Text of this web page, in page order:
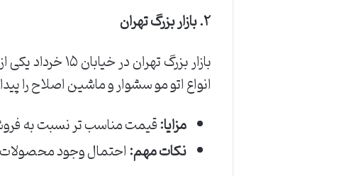
۲. بازار بزرگ تهران
بازار بزرگ
انواع اتو مو سشوار و ماشین اصلاح را
مزایا:قیمت مناسب تر نسبت به
نکات مهم:احتمال وجود محصولات